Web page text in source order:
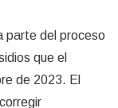
parte del proceso
que el
de 2023. El